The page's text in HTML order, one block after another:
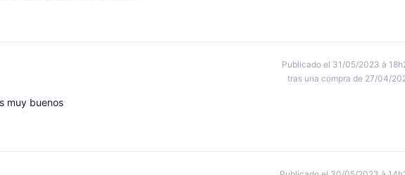
Publicado el 31/05/2023 à
tras una compra de 27/04/
muy buenos